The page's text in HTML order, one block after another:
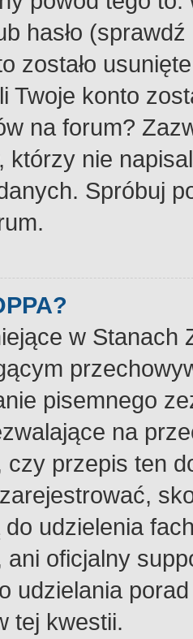
hasło
zostało
Twoje konto
na forum?
którzy nie
Spróbuj
w Stanach
pisemnego
na
czy przepis ten
udzielenia
ani oficjalny
udzielania
tej kwestii.